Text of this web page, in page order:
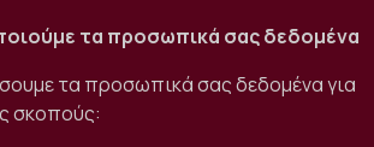
τα προσωπικά σας δεδομένα
τα προσωπικά σας δεδομένα για
σκοπούς: